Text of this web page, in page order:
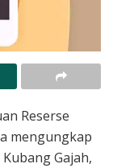
Reserse
mengungkap
Gajah,